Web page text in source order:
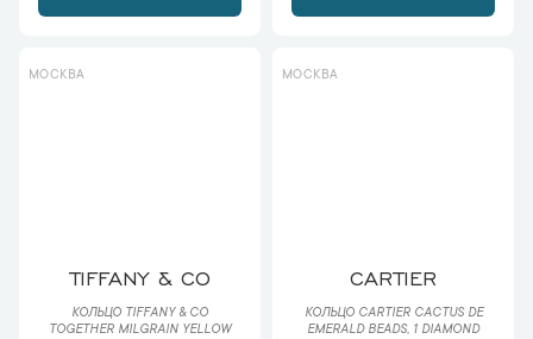
МОСКВА
TIFFANY & CO
КОЛЬЦО TIFFANY & CO
TOGETHER MILGRAIN YELLOW
МОСКВА
CARTIER
КОЛЬЦО CARTIER CACTUS DE
EMERALD BEADS, 1 DIAMOND